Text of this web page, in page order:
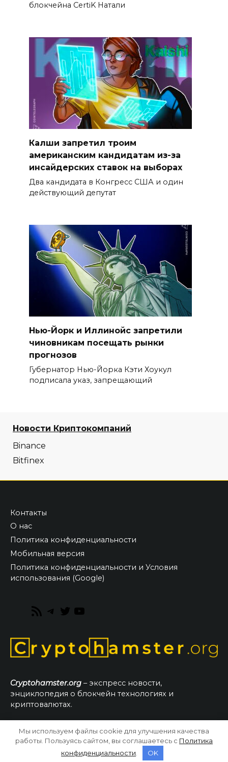
блокчейна CertiK Натали
Калши запретил троим
американским кандидатам из-за
инсайдерских ставок на выборах
Два кандидата в Конгресс США и один
действующий депутат
Нью-Йорк и Иллинойс запретили
чиновникам посещать рынки
прогнозов
Губернатор Нью-Йорка Кэти Хоукул
подписала указ, запрещающий
Новости Криптокомпаний
Binance
Bitfinex
Контакты
О нас
Политика конфиденциальности
Мобильная версия
Политика конфиденциальности и Условия
использования (Google)
RSS
Telegram
Twitter
Cryptohamster.org – экспресс новости,
энциклопедия о блокчейн технологиях и
криптовалютах.
© 2026 CryptoHamster.org
Мы используем файлы cookie для улучшения качества
работы. Пользуясь сайтом, вы соглашаетесь с Политика
конфиденциальности
OK